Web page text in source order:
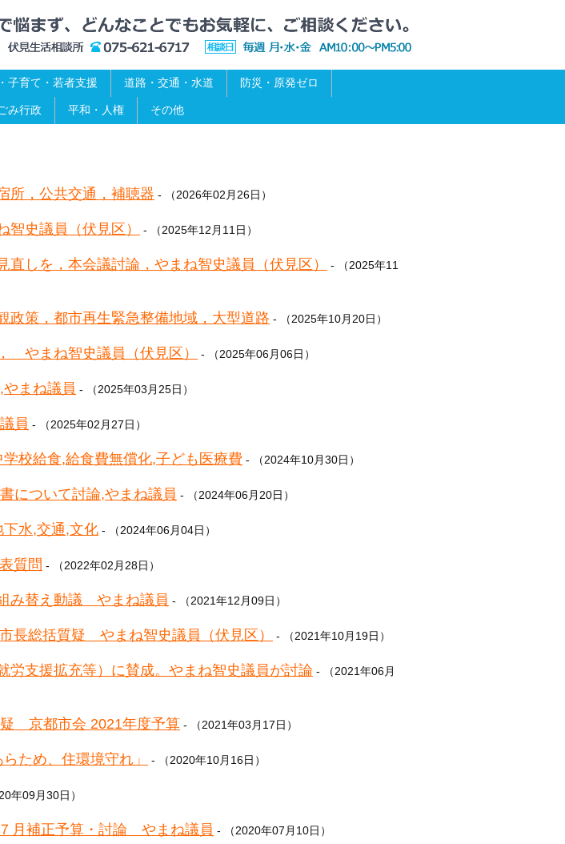
子育て・若者支援 道路・交通・水道 防災・原発ゼロ
み行政 平和・人権 その他
所，公共交通，補聴器 - （2026年02月26日）
智史議員（伏見区） - （2025年12月11日）
しを，本会議討論，やまね智史議員（伏見区）
- （2025年11
政策，都市再生緊急整備地域，大型道路 - （2025年10月20日）
やまね智史議員（伏見区） - （2025年06月06日）
まね議員 - （2025年03月25日）
員 - （2025年02月27日）
校給食,給食費無償化,子ども医療費 - （2024年10月30日）
について討論,やまね議員 - （2024年06月20日）
水,交通,文化 - （2024年06月04日）
質問 - （2022年02月28日）
み替え動議 やまね議員 - （2021年12月09日）
総括質疑 やまね智史議員（伏見区） - （2021年10月19日）
労支援拡充等）に賛成。やまね智史議員が討論 - （2021年06月
疑 京都市会 2021年度予算 - （2021年03月17日）
ため、住環境守れ」 - （2020年10月16日）
年09月30日）
月補正予算・討論 やまね議員 - （2020年07月10日）